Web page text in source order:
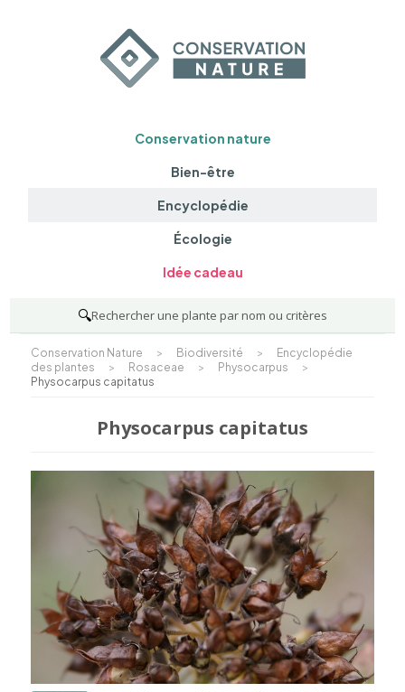
Conservation nature
Bien-être
Encyclopédie
Écologie
Idée cadeau
🔍Rechercher une plante par nom ou critères
Conservation Nature > Biodiversité >
Encyclopédie
des plantes
> Rosaceae > Physocarpus
>
Physocarpus capitatus
Physocarpus capitatus